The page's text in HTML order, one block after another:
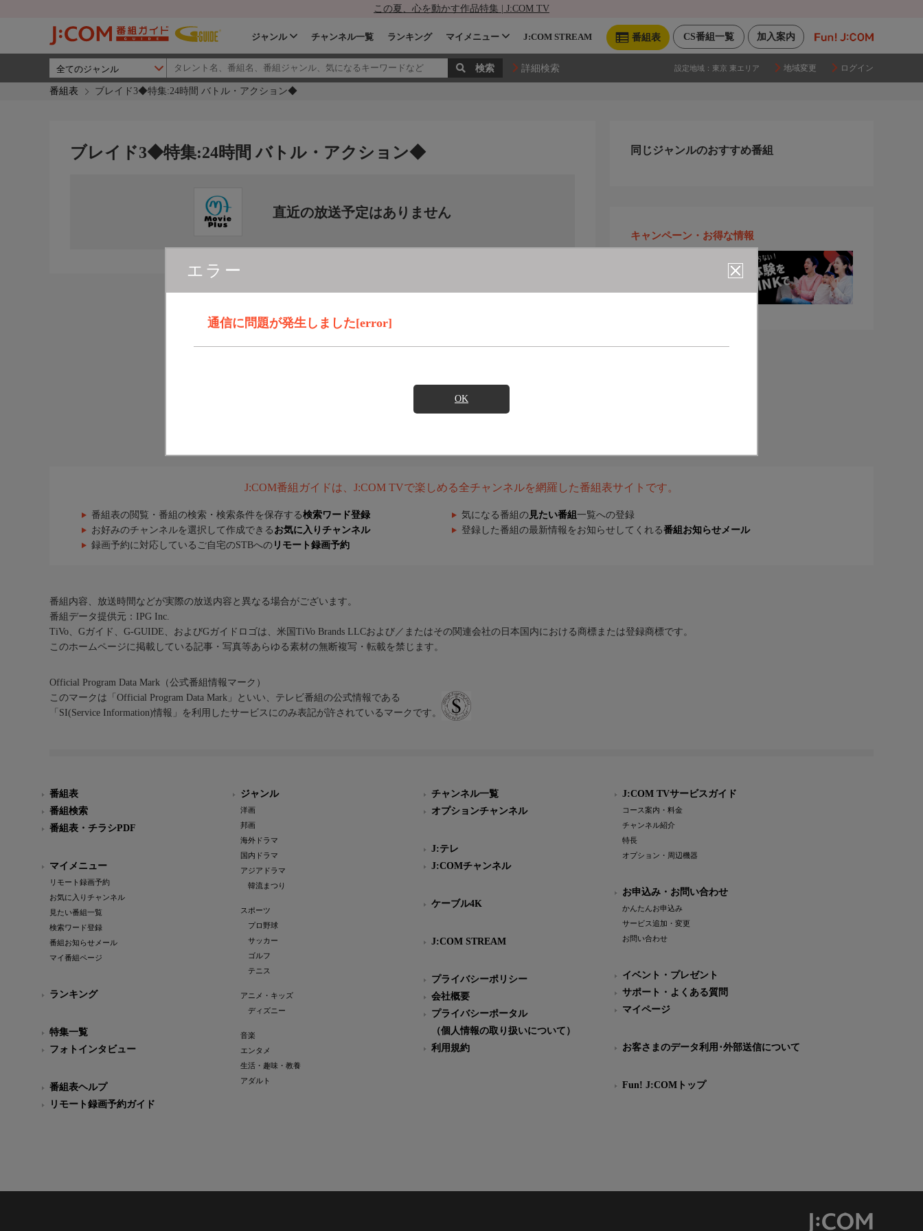
この夏、心を動かす作品特集 | J:COM TV
加入案内
CS番組一覧
番組表
ジャンル チャンネル一覧 ランキング マイメニュー J:COM STREAM
詳細検索 設定地域： 東京 東エリア 地域変更 ログイン
番組表 ブレイド3◆特集:24時間 バトル・アクション◆
エラー
通信に問題が発生しました[error]
OK
ブレイド3◆特集:24時間 バトル・アクション◆
直近の放送予定はありません
同じジャンルのおすすめ番組
キャンペーン・お得な情報
J:COM番組ガイドは、J:COM TVで楽しめる全チャンネルを網羅した番組表サイトです。
番組表の閲覧・番組の検索・検索条件を保存する検索ワード登録 気になる番組の 見たい番組 一覧への登録
お好みのチャンネルを選択して作成できる お気に入りチャンネル 登録した番組の最新情報をお知らせしてくれる番組お知らせメール
録画予約に対応しているご自宅のSTBへの リモート録画予約
番組内容、放送時間などが実際の放送内容と異なる場合がございます。
番組データ提供元：IPG Inc.
TiVo、Gガイド、G-GUIDE、およびGガイドロゴは、米国TiVo Brands LLCおよび／またはその関連会社の日本国内における商標または登録商標です。
このホームページに掲載している記事・写真等あらゆる素材の無断複写・転載を禁じます。
Official Program Data Mark（公式番組情報マーク）
このマークは「Official Program Data Mark」といい、テレビ番組の公式情報である
「SI(Service Information)情報」を利用したサービスにのみ表記が許されているマークです。
番組表
番組検索
番組表・チラシPDF
マイメニュー
リモート録画予約
お気に入りチャンネル
見たい番組一覧
検索ワード登録
番組お知らせメール
マイ番組ページ
ランキング
特集一覧
フォトインタビュー
番組表ヘルプ
リモート録画予約ガイド
ジャンル
洋画
邦画
海外ドラマ
国内ドラマ
アジアドラマ
韓流まつり
スポーツ
プロ野球
サッカー
ゴルフ
テニス
アニメ・キッズ
ディズニー
音楽
エンタメ
生活・趣味・教養
アダルト
チャンネル一覧
オプションチャンネル
J:テレ
J:COMチャンネル
ケーブル4K
J:COM STREAM
プライバシーポリシー
会社概要
プライバシーポータル
（個人情報の取り扱いについて）
利用規約
J:COM TVサービスガイド
コース案内・料金
チャンネル紹介
特長
オプション・周辺機器
お申込み・お問い合わせ
かんたんお申込み
サービス追加・変更
お問い合わせ
イベント・プレゼント
サポート・よくある質問
マイページ
お客さまのデータ利用･外部送信について
Fun! J:COMトップ